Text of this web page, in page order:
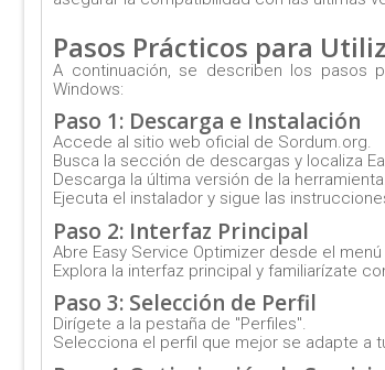
Pasos Prácticos para
A continuación, se describen los pasos
Windows:
Paso 1: Descarga e Instalación
Accede al sitio web oficial de Sordum.org.
Busca la sección de descargas y localiza
Descarga la última versión de la herramienta.
Ejecuta el instalador y sigue las
Paso 2: Interfaz Principal
Abre Easy Service Optimizer desde el
Explora la interfaz principal y familiarízate
Paso 3: Selección de Perfil
Dirígete a la pestaña de "Perfiles".
Selecciona el perfil que mejor se adapte a